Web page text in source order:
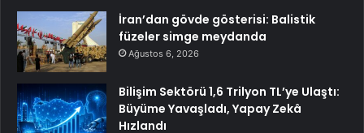
İran’dan gövde gösterisi: Balistik
füzeler simge meydanda
Ağustos 6, 2026
Bilişim Sektörü 1,6 Trilyon TL’ye Ulaştı:
Büyüme Yavaşladı, Yapay Zekâ
Hızlandı